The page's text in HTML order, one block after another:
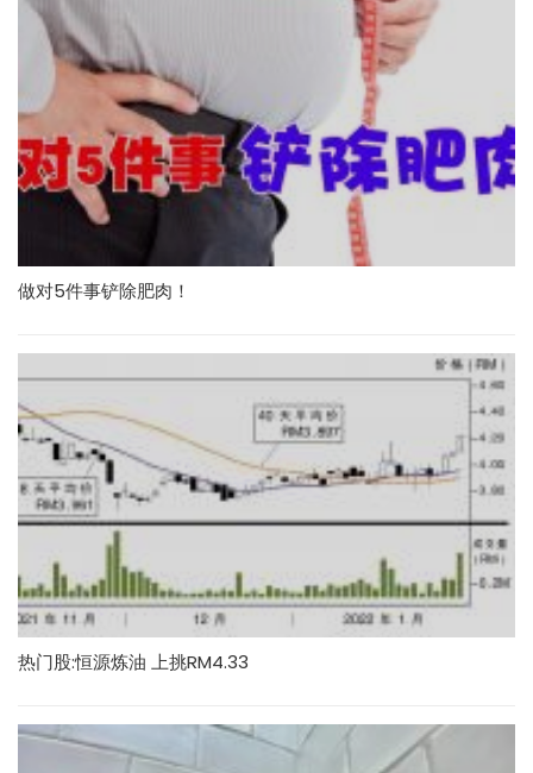
做对5件事铲除肥肉！
热门股:恒源炼油 上挑RM4.33